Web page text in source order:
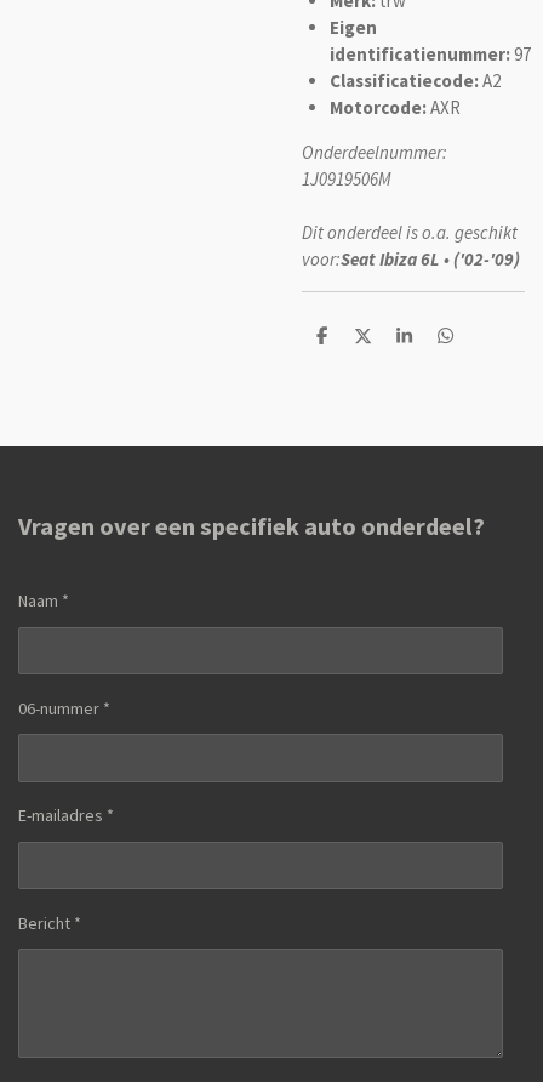
Eigen
identificatienummer:97
Classificatiecode:A2
Motorcode:AXR
Onderdeelnummer:
1J0919506M
Dit onderdeel is o.a. geschikt
voor:Seat Ibiza 6L • ('02-'09)
D
D
S
D
Vragen over een specifiek auto onderdeel?
Naam *
06-nummer *
E-mailadres *
Bericht *